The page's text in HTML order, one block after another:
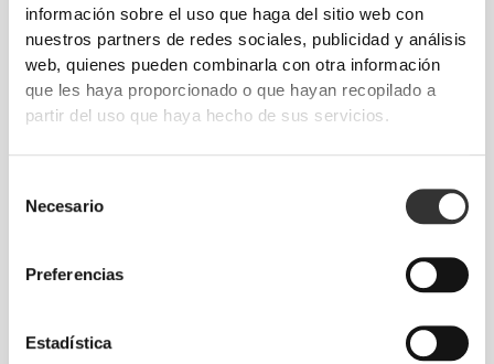
información sobre el uso que haga del sitio web con
nuestros partners de redes sociales, publicidad y análisis
web, quienes pueden combinarla con otra información
que les haya proporcionado o que hayan recopilado a
partir del uso que haya hecho de sus servicios.
Necesario
Preferencias
Estadística
Chocolate Blanco 250 g